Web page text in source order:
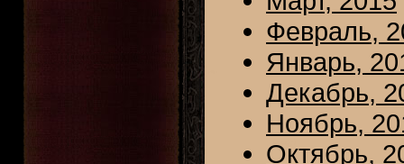
Февраль,
Январь,
Декабрь,
Ноябрь,
Октябрь,